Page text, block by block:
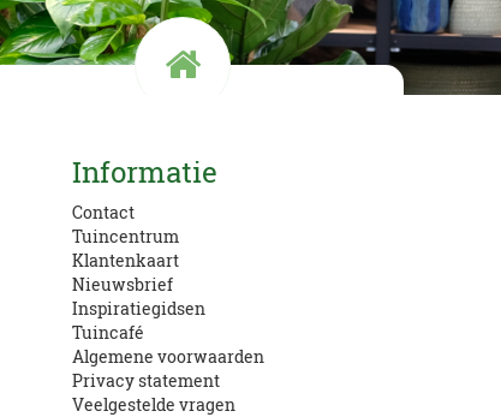
Openingstijden en route
Informatie
Contact
Tuincentrum
Klantenkaart
Nieuwsbrief
Inspiratiegidsen
Tuincafé
Algemene voorwaarden
Privacy statement
Veelgestelde vragen